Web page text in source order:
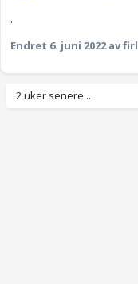
.
Endret 6. juni 2022av firl
2 uker senere...